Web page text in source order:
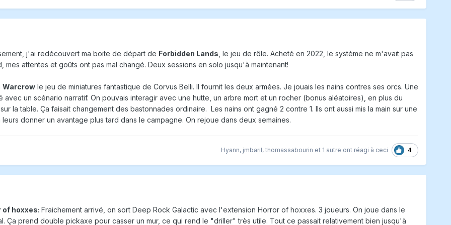
j'ai redécouvert ma boite de départ de Forbidden Lands , le jeu de rôle. Acheté en 2022, le système ne m'avait pas
mes attentes et goûts ont pas mal changé. Deux sessions en solo jusqu'à maintenant!
Warcrowle jeu de miniatures fantastique de Corvus Belli. Il fournit les deux armées. Je jouais les nains contres ses orcs. Une
un scénario narratif. On pouvais interagir avec une hutte, un arbre mort et un rocher (bonus aléatoires), en plus du
la table. Ça faisait changement des bastonnades ordinaire. Les nains ont gagné 2 contre 1. Ils ont aussi mis la main sur une
donner un avantage plus tard dans le campagne. On rejoue dans deux semaines.
Hyann, jmbaril,thomassabourin et 1 autre ont réagi à ceci 4
of hoxxes: Fraichement arrivé, on sort Deep Rock Galactic avec l'extension Horror of hoxxes. 3 joueurs. On joue dans le
Ça prend double pickaxe pour casser un mur, ce qui rend le "driller" très utile. Tout ce passait relativement bien jusqu'à